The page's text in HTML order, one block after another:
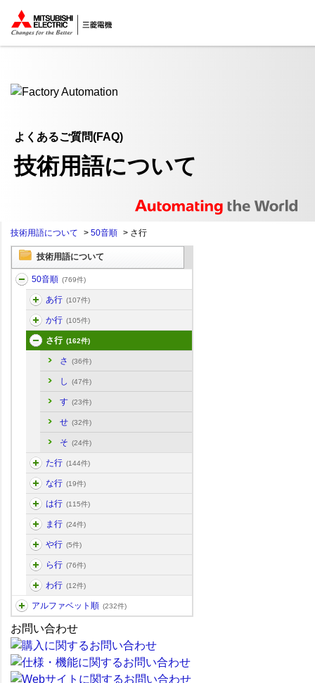
ここから本文
よくあるご質問(FAQ)
技術用語について
技術用語について > 50音順 > さ行
技術用語について
50音順 (769件)
あ行 (107件)
か行 (105件)
さ行 (162件)
さ (36件)
し (47件)
す (23件)
せ (32件)
そ (24件)
た行 (144件)
な行 (19件)
は行 (115件)
ま行 (24件)
や行 (5件)
ら行 (76件)
わ行 (12件)
アルファベット順 (232件)
お問い合わせ